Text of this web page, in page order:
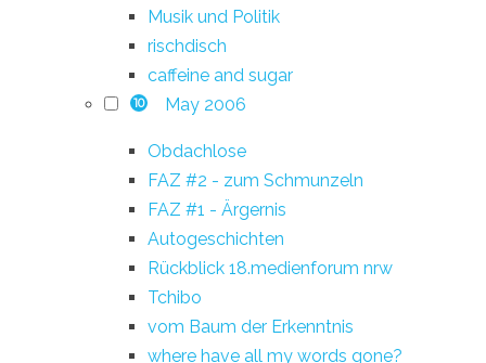
Musik und Politik
rischdisch
caffeine and sugar
10 May 2006
Obdachlose
FAZ #2 - zum Schmunzeln
FAZ #1 - Ärgernis
Autogeschichten
Rückblick 18.medienforum nrw
Tchibo
vom Baum der Erkenntnis
where have all my words gone?